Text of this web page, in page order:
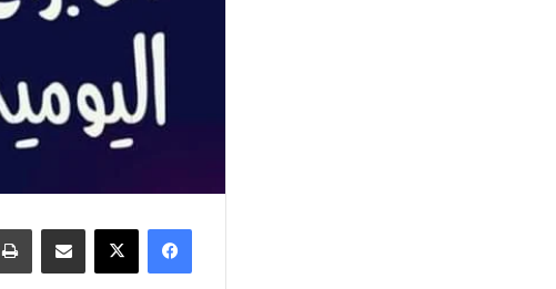
فيسبوك ‫X مشاركة عبر البريد